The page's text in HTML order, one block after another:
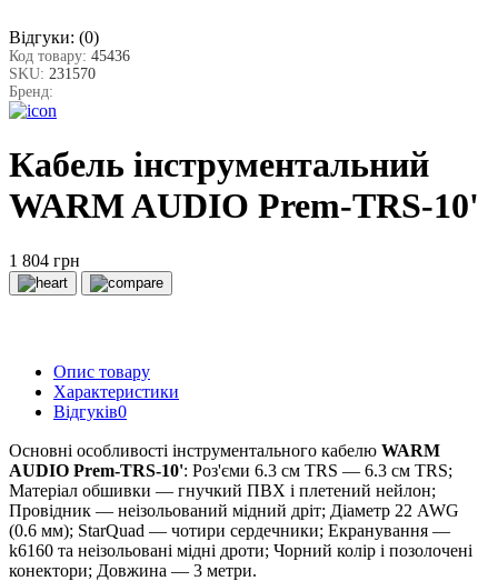
Відгуки: (0)
Код товару: 45436
SKU: 231570
Бренд:
Кабель інструментальний
WARM AUDIO Prem-TRS-10'
1 804 грн
Опис товару
Характеристики
Відгуків0
Основні особливості інструментального кабелю WARM
AUDIO Prem-TRS-10': Роз'єми 6.3 см TRS — 6.3 см TRS;
Матеріал обшивки — гнучкий ПВХ і плетений нейлон;
Провідник — неізольований мідний дріт; Діаметр 22 AWG
(0.6 мм); StarQuad — чотири сердечники; Екранування —
k6160 та неізольовані мідні дроти; Чорний колір і позолочені
конектори; Довжина — 3 метри.